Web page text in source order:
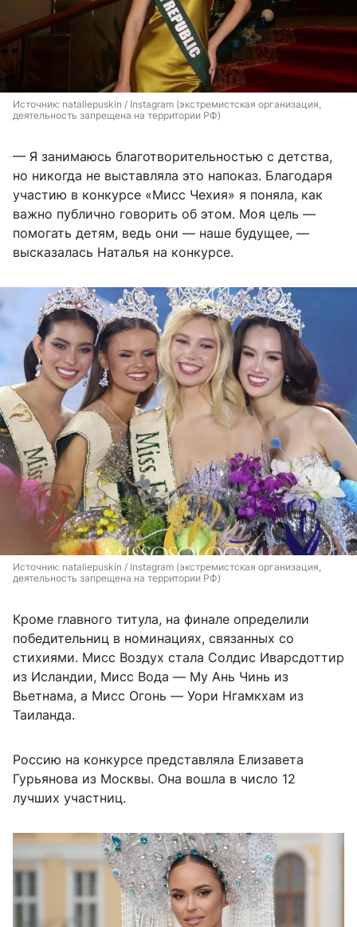
Источник: nataliepuskin / Instagram (экстремистская организация,
деятельность запрещена на территории РФ)
— Я занимаюсь благотворительностью с детства,
но никогда не выставляла это напоказ. Благодаря
участию в конкурсе «Мисс Чехия» я поняла, как
важно публично говорить об этом. Моя цель —
помогать детям, ведь они — наше будущее, —
высказалась Наталья на конкурсе.
Источник: nataliepuskin / Instagram (экстремистская организация,
деятельность запрещена на территории РФ)
Кроме главного титула, на финале определили
победительниц в номинациях, связанных со
стихиями. Мисс Воздух стала Солдис Иварсдоттир
из Исландии, Мисс Вода — Му Ань Чинь из
Вьетнама, а Мисс Огонь — Уори Нгамкхам из
Таиланда.
Россию на конкурсе представляла Елизавета
Гурьянова из Москвы. Она вошла в число 12
лучших участниц.